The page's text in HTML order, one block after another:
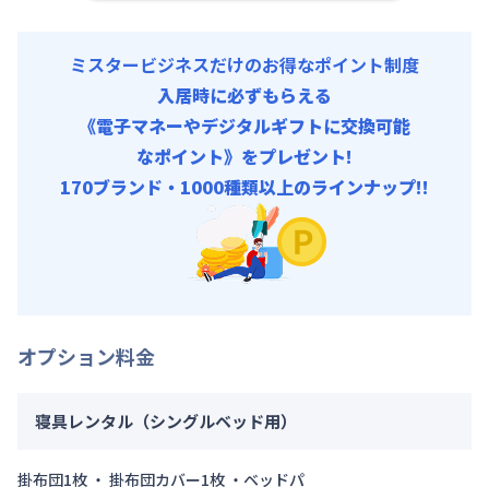
ミスタービジネスだけのお得なポイント制度
入居時に必ずもらえる
《電子マネーやデジタルギフトに交換可能
なポイント》をプレゼント!
170ブランド・1000種類以上のラインナップ!!
オプション料金
寝具レンタル（シングルベッド用）
掛布団1枚 ・ 掛布団カバー1枚 ・ベッドパ